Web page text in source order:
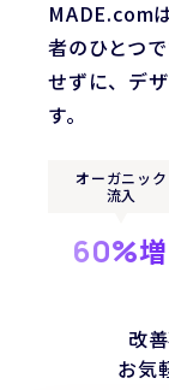
MADE.com
者のひとつ
せずに、デ
す。
オーガニック
流入
60%増
改
お気